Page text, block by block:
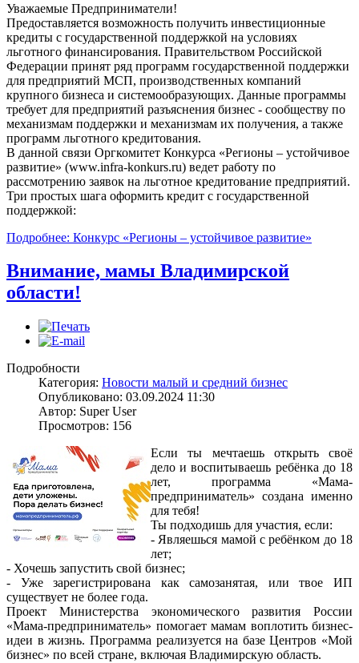
Уважаемые Предприниматели!
Предоставляется возможность получить инвестиционные
кредиты с государственной поддержкой на условиях
льготного финансирования. Правительством Российской
Федерации принят ряд программ государственной поддержки
для предприятий МСП, производственных компаний
крупного бизнеса и системообразующих. Данные программы
требует для предприятий разъяснения бизнес - сообществу по
механизмам поддержки и механизмам их получения, а также
программ льготного кредитования.
В данной связи Оргкомитет Конкурса «Регионы – устойчивое
развитие» (www.infra-konkurs.ru) ведет работу по
рассмотрению заявок на льготное кредитование предприятий.
Три простых шага оформить кредит с государственной
поддержкой:
Подробнее: Конкурс «Регионы – устойчивое развитие»
Внимание, мамы Владимирской
области!
Подробности
Категория: Новости малый и средний бизнес
Опубликовано: 03.09.2024 11:30
Автор: Super User
Просмотров: 156
Если ты мечтаешь открыть своё
дело и воспитываешь ребёнка до 18
лет, программа «Мама-
предприниматель» создана именно
для тебя!
Ты подходишь для участия, если:
- Являешься мамой с ребёнком до 18
лет;
- Хочешь запустить свой бизнес;
- Уже зарегистрирована как самозанятая, или твое ИП
существует не более года.
Проект Министерства экономического развития России
«Мама-предприниматель» помогает мамам воплотить бизнес-
идеи в жизнь. Программа реализуется на базе Центров «Мой
бизнес» по всей стране, включая Владимирскую область.